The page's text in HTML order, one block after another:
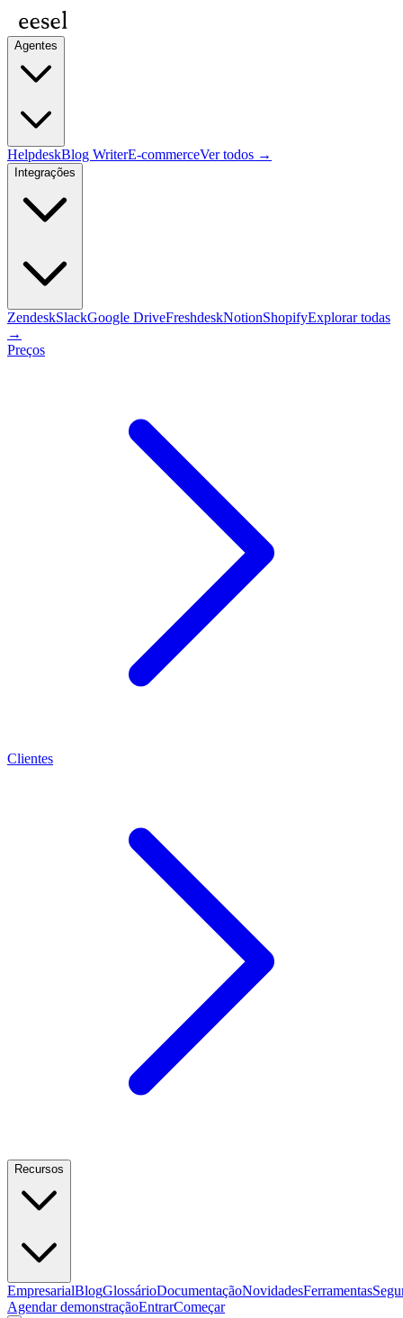
Agentes
HelpdeskBlog WriterE-commerceVer todos →
Integrações
ZendeskSlackGoogle DriveFreshdeskNotionShopifyExplorar todas
→
Preços
Clientes
Recursos
EmpresarialBlogGlossárioDocumentaçãoNovidadesFerramentas
Agendar demonstraçãoEntrarComeçar